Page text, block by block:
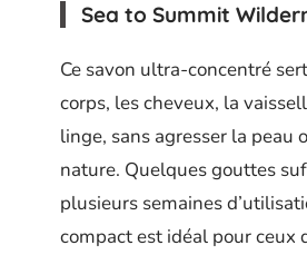
Sea to Summit
Ce savon ultra-concentré
corps, les cheveux, la
linge, sans agresser la peau
nature. Quelques gouttes
plusieurs semaines
compact est idéal pour ceux